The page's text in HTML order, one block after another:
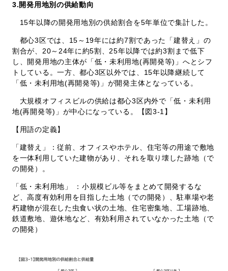
3.開発用地別の供給動向
15年以降の開発用地別の供給割合を5年単位で集計した。
都心3区では、15～19年には約7割であった「建替え」の
割合が、20～24年に約5割、25年以降では約3割まで低下
し、開発用地の主体が「低・未利用地(再開発等)」へとシフ
トしている。一方、都心3区以外では、15年以降継続して
「低・未利用地(再開発等)」が開発主体となっている。
大規模オフィスビルの供給は都心3区内外で「低・未利用
地(再開発等)」が中心になっている。【図3-1】
【用語の定義】
「建替え」：従前、オフィスやホテル、住宅等の用途で敷地
を一体利用していた建物があり、それを取り壊した跡地（で
の開発）。
「低・未利用地」 ：小規模ビル等をまとめて開発するな
ど、高度有効利用を目指した土地（での開発）、駐車場や老
朽建物が混在した虫食い状の土地、住宅密集地、工場跡地、
鉄道敷地、遊休地など、有効利用されていなかった土地（で
の開発）